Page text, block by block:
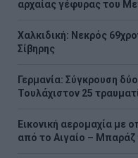
αρχαίας γέφυρας του
Χαλκιδική: Νεκρός
Σίβηρης
Γερμανία: Σύγκρουση
Τουλάχιστον 25
Εικονική αερομαχία με
από το Αιγαίο –